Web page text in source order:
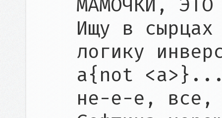
МАМОЧКИ,
Ищу в сырцах
логику
a{not
не-е-е, все,